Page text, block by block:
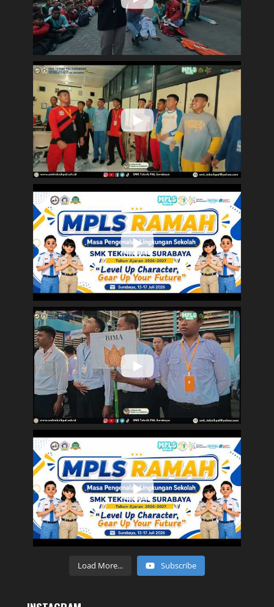
Load More... Subscribe